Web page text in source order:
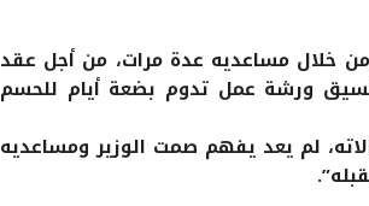
من خلال مساعديه عدة مرات، من أجل عقد
ورشة عمل تدوم بضعة أيام للحسم
لم يعد يفهم صمت الوزير ومساعديه